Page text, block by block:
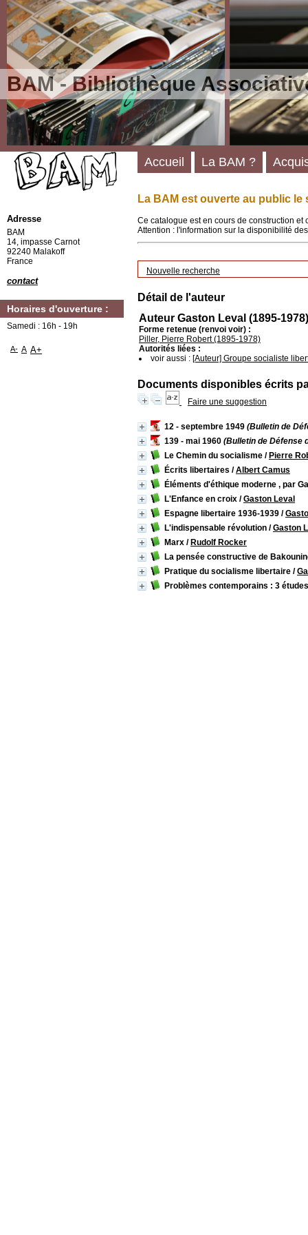
BAM - Bibliothèque
La BAM est ouverte au public le
Ce catalogue est en cours de construction
Attention : l'information sur la disponibilité
Nouvelle recherche
Détail de l'auteur
Auteur Gaston Leval (1895-1978)
Forme retenue (renvoi voir) :
Piller, Pierre Robert (1895-1978)
Autorités liées :
voir aussi : [Auteur] Groupe socialiste
Documents disponibles écrits
Faire une suggestion
12 - septembre 1949 (Bulletin de
139 - mai 1960 (Bulletin de Défense
Le Chemin du socialisme / Pierre
Écrits libertaires /Albert Camus
Éléments d'éthique moderne , par
L'Enfance en croix /Gaston Leval
Espagne libertaire 1936-1939 /
L'indispensable révolution /Gaston
Marx / Rudolf Rocker
La pensée constructive de
Pratique du socialisme libertaire /
Problèmes contemporains : 3 études
Accueil La BAM ?
Adresse
BAM
14, impasse Carnot
92240 Malakoff
France
contact
Horaires d'ouverture :
Samedi : 16h - 19h
A- A A+